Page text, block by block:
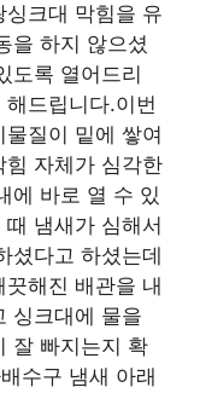
크대 막힘을 유
을 하지 않으셨
도록 열어드리
드립니다.이번
질이 밑에 쌓여
힘 자체가 심각한
에 바로 열 수 있
냄새가 심해서
셨다고 하셨는데
해진 배관을 내
싱크대에 물을
잘 빠지는지 확
수구 냄새 아래